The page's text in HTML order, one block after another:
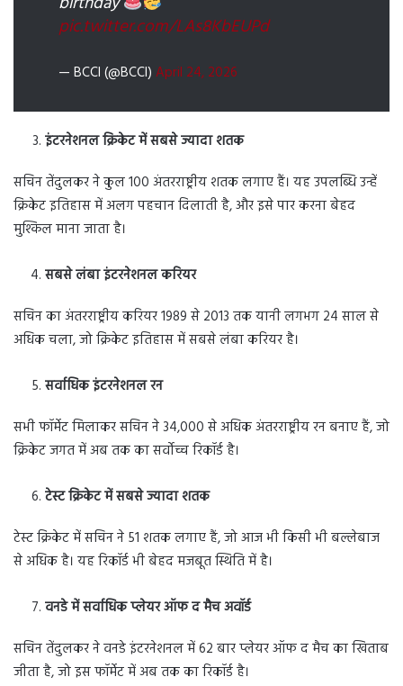
pic.twitter.com/LAs8KbEUPd
— BCCI (@BCCI) April 24, 2026
इंटरनेशनल क्रिकेट में सबसे ज्यादा शतक
सचिन तेंदुलकर ने कुल 100 अंतरराष्ट्रीय शतक लगाए हैं। यह उपलब्धि उन्हें
क्रिकेट इतिहास में अलग पहचान दिलाती है, और इसे पार करना बेहद
मुश्किल माना जाता है।
सबसे लंबा इंटरनेशनल करियर
सचिन का अंतरराष्ट्रीय करियर 1989 से 2013 तक यानी लगभग 24 साल से
अधिक चला, जो क्रिकेट इतिहास में सबसे लंबा करियर है।
सर्वाधिक इंटरनेशनल रन
सभी फॉर्मेट मिलाकर सचिन ने 34,000 से अधिक अंतरराष्ट्रीय रन बनाए हैं, जो
क्रिकेट जगत में अब तक का सर्वोच्च रिकॉर्ड है।
टेस्ट क्रिकेट में सबसे ज्यादा शतक
टेस्ट क्रिकेट में सचिन ने 51 शतक लगाए हैं, जो आज भी किसी भी बल्लेबाज
से अधिक है। यह रिकॉर्ड भी बेहद मजबूत स्थिति में है।
वनडे में सर्वाधिक प्लेयर ऑफ द मैच अवॉर्ड
सचिन तेंदुलकर ने वनडे इंटरनेशनल में 62 बार प्लेयर ऑफ द मैच का खिताब
जीता है, जो इस फॉर्मेट में अब तक का रिकॉर्ड है।